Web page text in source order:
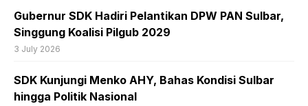
Gubernur SDK Hadiri Pelantikan DPW PAN Sulbar,
Singgung Koalisi Pilgub 2029
3 July 2026
SDK Kunjungi Menko AHY, Bahas Kondisi Sulbar
hingga Politik Nasional